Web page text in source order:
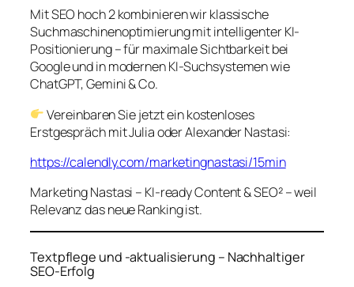
MitSEO hoch 2kombinieren wir klassische
Suchmaschinenoptimierung mit intelligenter KI-
Positionierung – für maximale Sichtbarkeit bei
Googleundin modernen KI-Suchsystemen wie
ChatGPT, Gemini & Co.
Vereinbaren Sie jetzt ein kostenloses
Erstgespräch mit Julia oder Alexander Nastasi:
https://calendly.com/marketingnastasi/15min
Marketing Nastasi – KI-ready Content & SEO² – weil
Relevanz das neue Ranking ist.
Textpflege und -aktualisierung – Nachhaltiger
SEO-Erfolg